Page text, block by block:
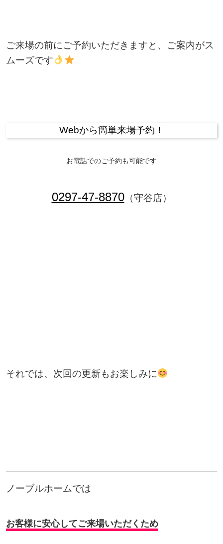
ご来場の前にご予約いただきますと、ご案内がス
ムーズです
Webから簡単来場予約！
お電話でのご予約も可能です
0297-47-8870（守谷店）
それでは、次回の更新もお楽しみに
ノーブルホームでは
お客様に安心してご来場いただくため